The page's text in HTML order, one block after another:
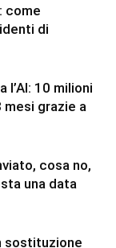
come
di
l’AI: 10 milioni
mesi grazie a
cosa no,
una data
sostituzione